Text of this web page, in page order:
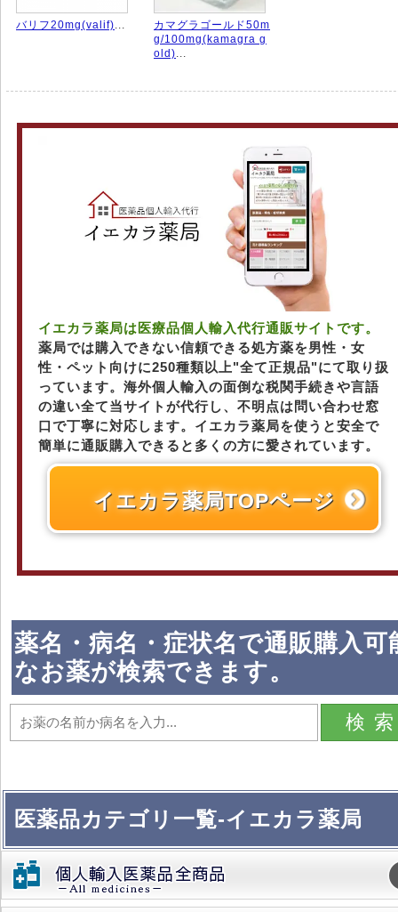
バリフ20mg(valif)...
カマグラゴールド50m
g/100mg(kamagra g
old)...
イエカラ薬局は医療品個人輸入代行通販サイトです。
薬局では購入できない信頼できる処方薬を男性・女
性・ペット向けに250種類以上"全て正規品"にて取り扱
っています。海外個人輸入の面倒な税関手続きや言語
の違い全て当サイトが代行し、不明点は問い合わせ窓
口で丁寧に対応します。イエカラ薬局を使うと安全で
簡単に通販購入できると多くの方に愛されています。
イエカラ薬局TOPページ
薬名・病名・症状名で通販購入可
なお薬が検索できます。
検
医薬品カテゴリ一覧-イエカラ薬局